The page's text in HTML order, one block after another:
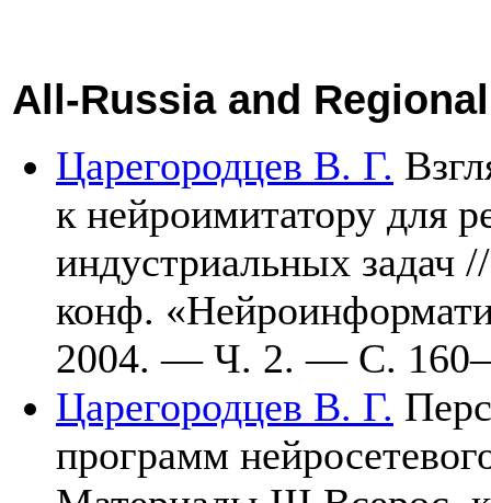
All-Russia and
Царегородцев В. Г.
к нейроимитатору для
индустриальных задач
конф.
2004. — Ч. 2. — C. 1
Царегородцев В. Г.
программ